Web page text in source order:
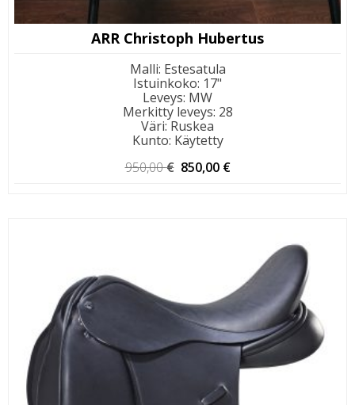
ARR Christoph Hubertus
Malli: Estesatula
Istuinkoko: 17"
Leveys: MW
Merkitty leveys: 28
Väri: Ruskea
Kunto: Käytetty
950,00€ Alkuperäinen
850,00 €